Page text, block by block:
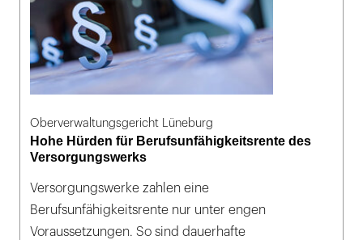
Oberverwaltungsgericht Lüneburg
Hohe Hürden für Berufsunfähigkeitsrente des
Versorgungswerks
Versorgungswerke zahlen eine
Berufsunfähigkeitsrente nur unter engen
Voraussetzungen. So sind dauerhafte